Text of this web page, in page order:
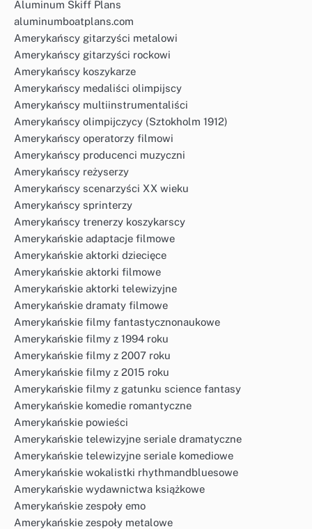
Aluminum Skiff Plans
aluminumboatplans.com
Amerykańscy gitarzyści metalowi
Amerykańscy gitarzyści rockowi
Amerykańscy koszykarze
Amerykańscy medaliści olimpijscy
Amerykańscy multiinstrumentaliści
Amerykańscy olimpijczycy (Sztokholm 1912)
Amerykańscy operatorzy filmowi
Amerykańscy producenci muzyczni
Amerykańscy reżyserzy
Amerykańscy scenarzyści XX wieku
Amerykańscy sprinterzy
Amerykańscy trenerzy koszykarscy
Amerykańskie adaptacje filmowe
Amerykańskie aktorki dziecięce
Amerykańskie aktorki filmowe
Amerykańskie aktorki telewizyjne
Amerykańskie dramaty filmowe
Amerykańskie filmy fantastycznonaukowe
Amerykańskie filmy z 1994 roku
Amerykańskie filmy z 2007 roku
Amerykańskie filmy z 2015 roku
Amerykańskie filmy z gatunku science fantasy
Amerykańskie komedie romantyczne
Amerykańskie powieści
Amerykańskie telewizyjne seriale dramatyczne
Amerykańskie telewizyjne seriale komediowe
Amerykańskie wokalistki rhythmandbluesowe
Amerykańskie wydawnictwa książkowe
Amerykańskie zespoły emo
Amerykańskie zespoły metalowe